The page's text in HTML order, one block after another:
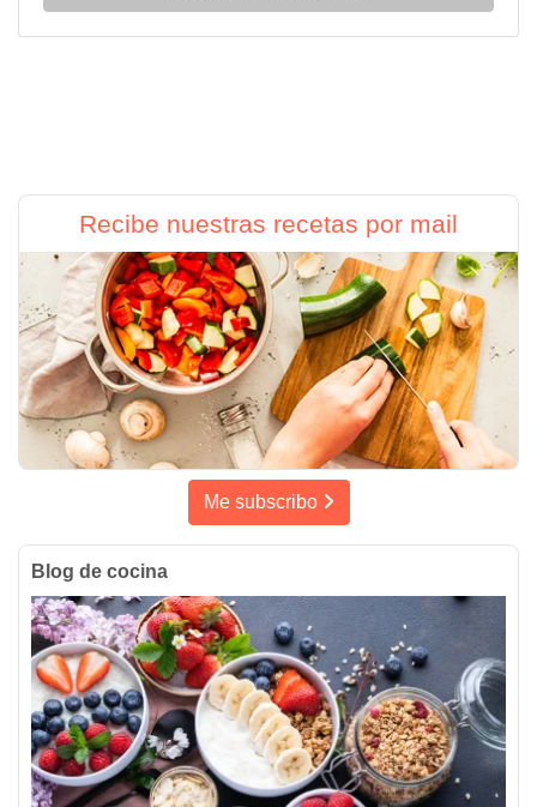
Recibe nuestras recetas por mail
Me subscribo
Blog de cocina